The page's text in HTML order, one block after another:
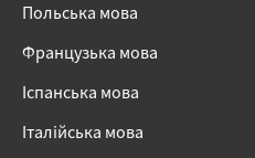
Польська мова
Французька мова
Іспанська мова
Італійська мова